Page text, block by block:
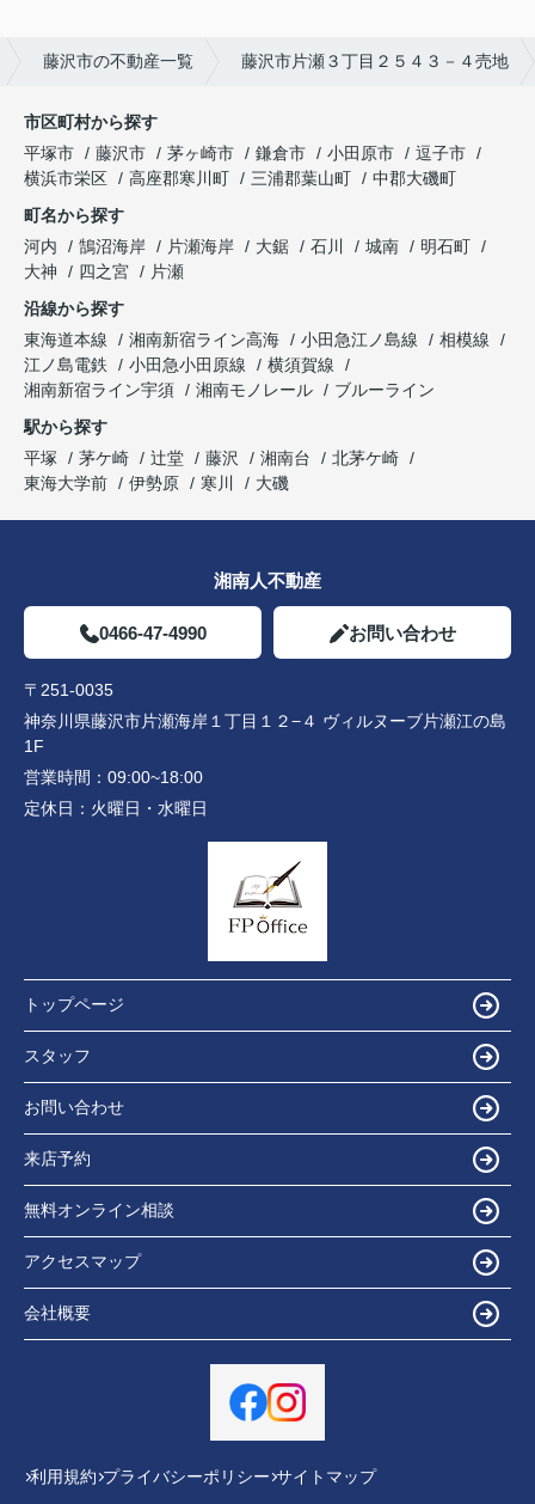
藤沢市の不動産一覧 藤沢市片瀬３丁目２５４３－４売地
市区町村から探す
平塚市
藤沢市 茅ヶ崎市 鎌倉市 小田原市
逗子市
横浜市栄区
高座郡寒川町 三浦郡葉山町
中郡大磯町
町名から探す
河内
鵠沼海岸 片瀬海岸 大鋸 石川 城南
明石町
大神
四之宮
片瀬
沿線から探す
東海道本線
湘南新宿ライン高海 小田急江ノ島線
相模線
江ノ島電鉄
小田急小田原線
横須賀線
湘南新宿ライン宇須
湘南モノレール
ブルーライン
駅から探す
平塚
茅ケ崎 辻堂 藤沢 湘南台
北茅ケ崎
東海大学前
伊勢原 寒川 大磯
湘南人不動産
0466-47-4990 お問い合わせ
〒251-0035
神奈川県藤沢市片瀬海岸１丁目１２−４ ヴィルヌーブ片瀬江の島
1F
営業時間： 09:00~18:00
定休日： 火曜日・水曜日
トップページ
スタッフ
お問い合わせ
来店予約
無料オンライン相談
アクセスマップ
会社概要
利用規約 プライバシーポリシー サイトマップ